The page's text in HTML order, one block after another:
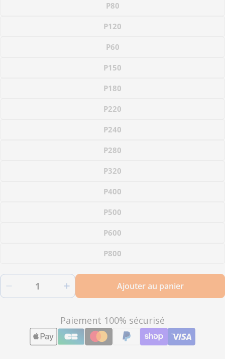
P80
P120
P60
P150
P180
P220
P240
P280
P320
P400
P500
P600
P800
Quantité
Diminuer la quantité pour 100 disques
Augmenter la quantité pour 100
Ajouter au panier
Paiement 100% sécurisé
Modes
de
paiement